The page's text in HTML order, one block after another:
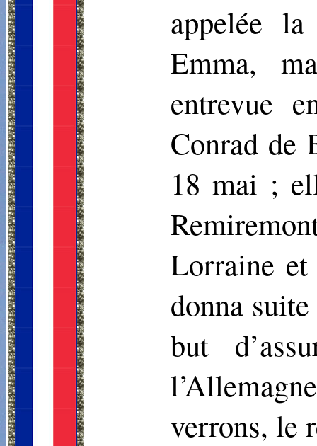
appelée
Emma,
entrevue
Conrad de
18 mai ;
Lorraine
donna
but
verrons, le